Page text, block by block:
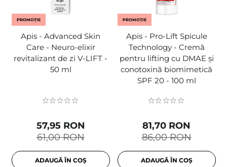
PROMOȚIE
Apis - Advanced Skin
Care - Neuro-elixir
revitalizant de zi V-LIFT -
50 ml
61,00 RON
57,95 RON
ADAUGĂ ÎN COȘ
PROMOȚIE
Apis - Pro-Lift Spicule
Technology - Cremă
pentru lifting cu DMAE și
conotoxină biomimetică
SPF 20 - 100 ml
86,00 RON
81,70 RON
ADAUGĂ ÎN COȘ